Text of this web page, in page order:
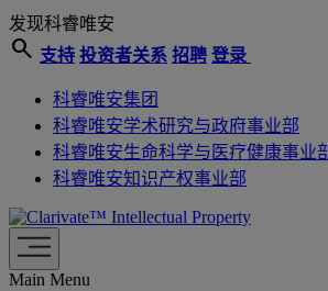
发现科睿唯安
search 支持 投资者关系 招聘 登录
科睿唯安集团
科睿唯安学术研究与政府事业部
科睿唯安生命科学与医疗健康事业
科睿唯安知识产权事业部
Intellectual Property
Main Menu